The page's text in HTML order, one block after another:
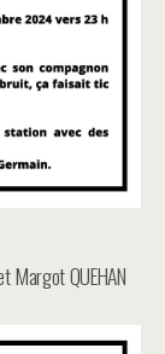
Margot QUEHAN